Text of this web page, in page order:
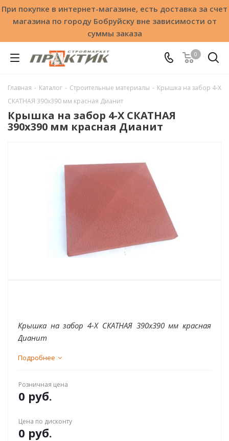
При покупке в интернет-магазине, есть доставка за счет
магазина по городу Бобруйску вне зависимости от
суммы заказа
0
Главная - Каталог - Строительные материалы - Крышка на забор 4-Х
СКАТНАЯ 390x390 мм красная Дианит
Крышка на забор 4-Х СКАТНАЯ
390x390 мм красная Дианит
Крышка на забор 4-Х СКАТНАЯ 390x390 мм красная
Дианит
Подробнее
Розничная цена
0 руб.
Цена по дисконту
0 руб.